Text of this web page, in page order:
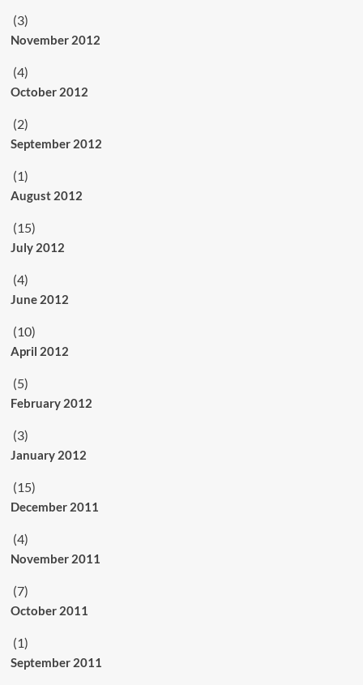
(3)
November 2012
(4)
October 2012
(2)
September 2012
(1)
August 2012
(15)
July 2012
(4)
June 2012
(10)
April 2012
(5)
February 2012
(3)
January 2012
(15)
December 2011
(4)
November 2011
(7)
October 2011
(1)
September 2011